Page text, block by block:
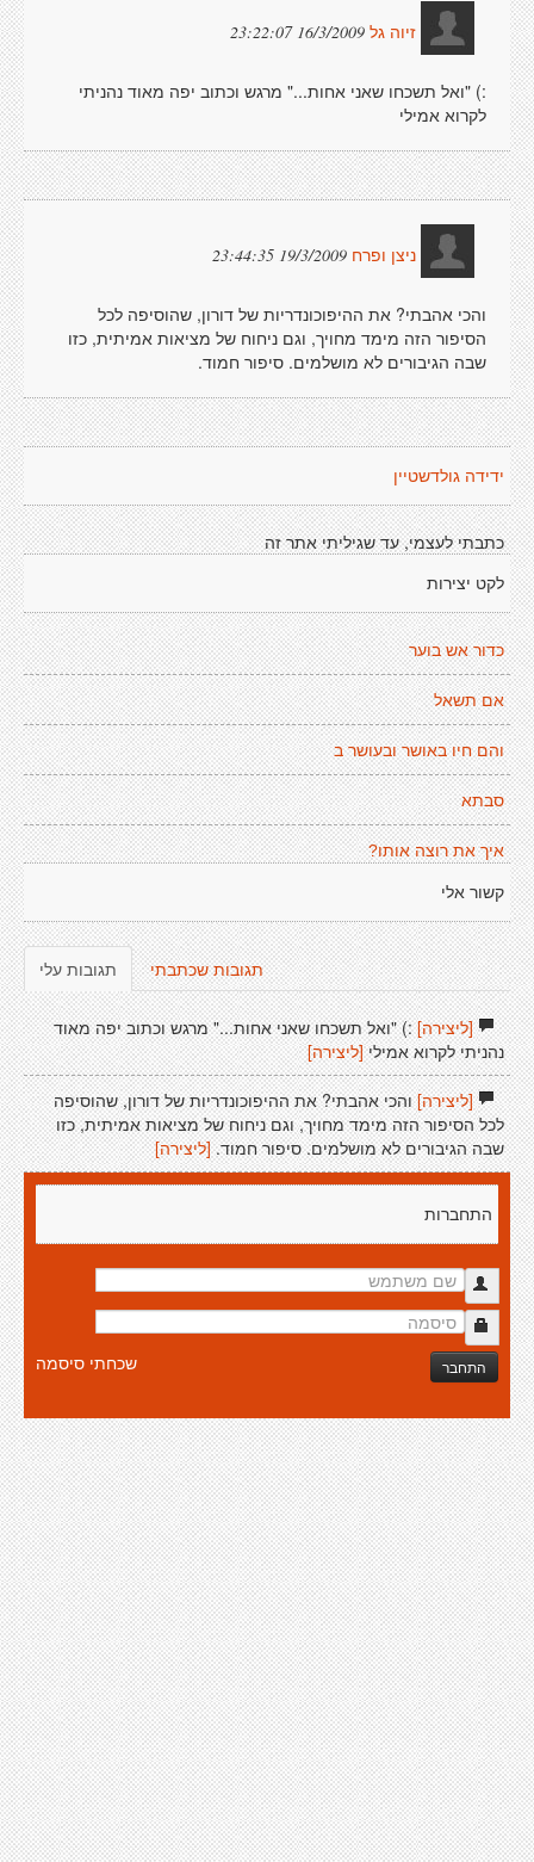
זיוה גל 16/3/2009 23:22:07
:) "ואל תשכחו שאני אחות..." מרגש וכתוב יפה מאוד נהניתי
לקרוא אמילי
ניצן ופרח 19/3/2009 23:44:35
והכי אהבתי? את ההיפוכונדריות של דורון, שהוסיפה לכל
הסיפור הזה מימד מחויך, וגם ניחוח של מציאות אמיתית, כזו
שבה הגיבורים לא מושלמים. סיפור חמוד.
ידידה גולדשטיין
כתבתי לעצמי, עד שגיליתי אתר זה
לקט יצירות
כדור אש בוער
אם תשאל
והם חיו באושר ובעושר ב
סבתא
איך את רוצה אותו?
קשור אלי
תגובות עלי תגובות שכתבתי
[ליצירה]:) "ואל תשכחו שאני אחות..." מרגש וכתוב יפה מאוד
נהניתי לקרוא אמילי [ליצירה]
[ליצירה]והכי אהבתי? את ההיפוכונדריות של דורון, שהוסיפה
לכל הסיפור הזה מימד מחויך, וגם ניחוח של מציאות אמיתית, כזו
שבה הגיבורים לא מושלמים. סיפור חמוד. [ליצירה]
התחברות
התחבר שכחתי סיסמה